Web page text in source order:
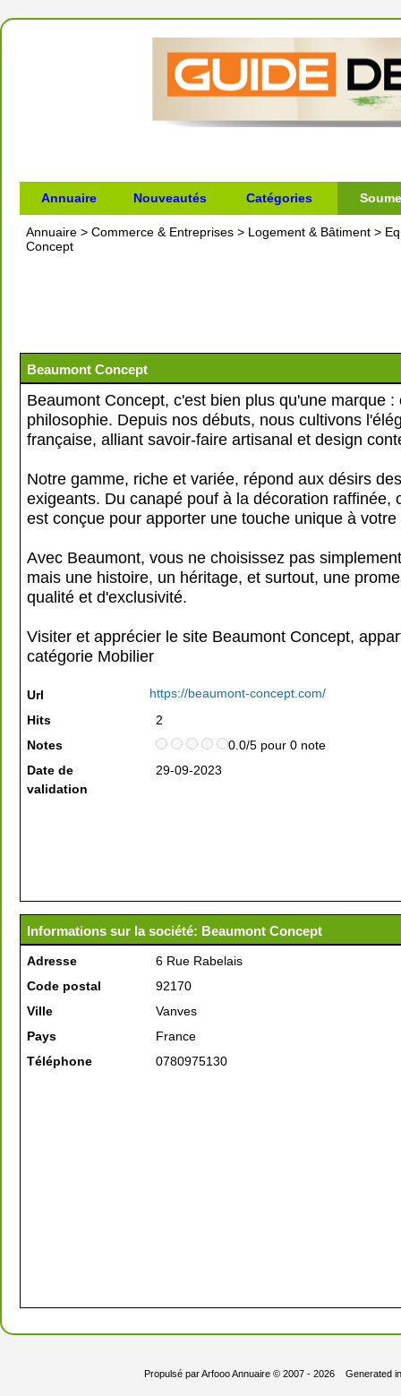
Annuaire Nouveautés Catégories
Annuaire > Commerce & Entreprises > Logement & Bâtiment >
Concept
Beaumont Concept
Beaumont Concept, c'est bien plus qu'une marque :
philosophie. Depuis nos débuts, nous cultivons
française, alliant savoir-faire artisanal et design
Notre gamme, riche et variée, répond aux désirs
exigeants. Du canapé pouf à la décoration raffinée,
est conçue pour apporter une touche unique à votre
Avec Beaumont, vous ne choisissez pas
mais une histoire, un héritage, et surtout, une
qualité et d'exclusivité.
Visiter et apprécier le site Beaumont Concept,
catégorie Mobilier
Url
https://beaumont-concept.com/
Hits
2
Notes
0.0/5 pour 0 note
Date de
validation
29-09-2023
Informations sur la société: Beaumont Concept
Adresse
6 Rue Rabelais
Code postal
92170
Ville
Vanves
Pays
France
Téléphone
0780975130
Propulsé parArfooo Annuaire© 2007 - 2026 Generated